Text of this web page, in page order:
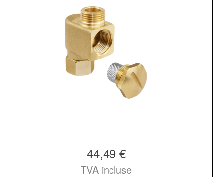
44,49 €
TVA incluse